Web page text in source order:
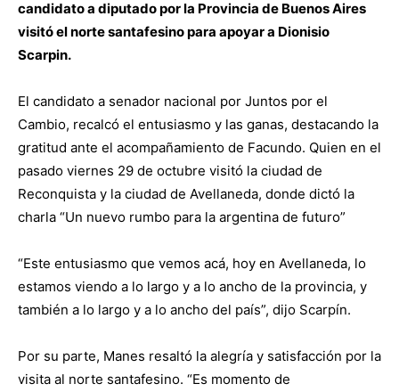
candidato a diputado por la Provincia de Buenos Aires
visitó el norte santafesino para apoyar a Dionisio
Scarpin.
El candidato a senador nacional por Juntos por el
Cambio, recalcó el entusiasmo y las ganas, destacando la
gratitud ante el acompañamiento de Facundo. Quien en el
pasado viernes 29 de octubre visitó la ciudad de
Reconquista y la ciudad de Avellaneda, donde dictó la
charla “Un nuevo rumbo para la argentina de futuro”
“Este entusiasmo que vemos acá, hoy en Avellaneda, lo
estamos viendo a lo largo y a lo ancho de la provincia, y
también a lo largo y a lo ancho del país”, dijo Scarpín.
Por su parte, Manes resaltó la alegría y satisfacción por la
visita al norte santafesino. “Es momento de